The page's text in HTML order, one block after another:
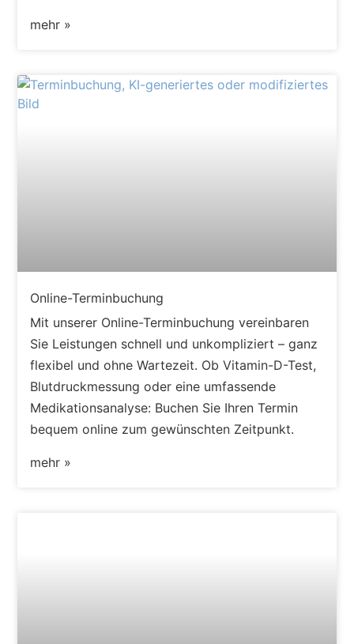
mehr »
Online-Terminbuchung
Mit unserer Online-Terminbuchung vereinbaren
Sie Leistungen schnell und unkompliziert – ganz
flexibel und ohne Wartezeit. Ob Vitamin-D-Test,
Blutdruckmessung oder eine umfassende
Medikationsanalyse: Buchen Sie Ihren Termin
bequem online zum gewünschten Zeitpunkt.
mehr »